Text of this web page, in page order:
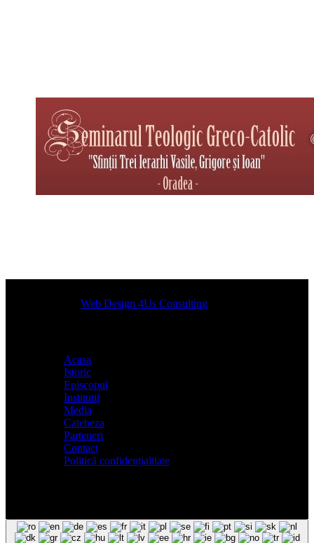
Designed byWeb Design 4Us Consulting
Acasa
Istoric
Episcopul
Institutii
Media
Cateheza
Parteneri
Contact
Politică confidențialitate